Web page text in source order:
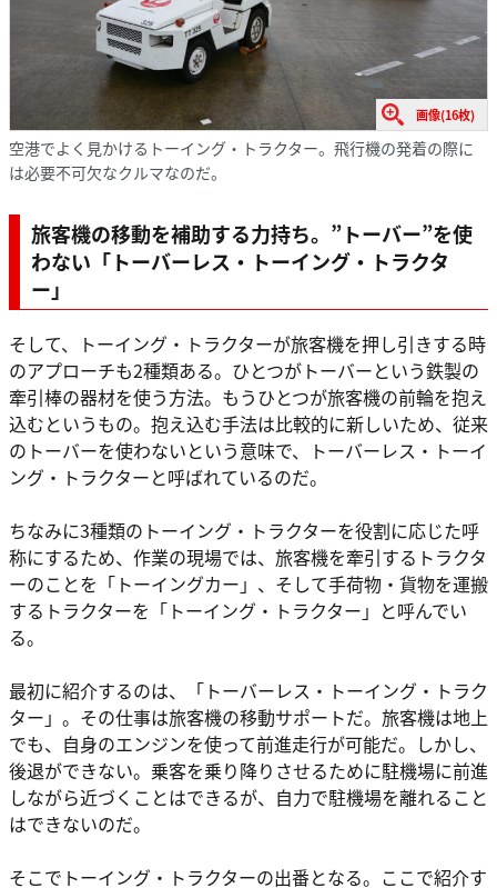
画像(16枚)
空港でよく見かけるトーイング・トラクター。飛行機の発着の際に
は必要不可欠なクルマなのだ。
旅客機の移動を補助する力持ち。”トーバー”を使
わない「トーバーレス・トーイング・トラクタ
ー」
そして、トーイング・トラクターが旅客機を押し引きする時
のアプローチも2種類ある。ひとつがトーバーという鉄製の
牽引棒の器材を使う方法。もうひとつが旅客機の前輪を抱え
込むというもの。抱え込む手法は比較的に新しいため、従来
のトーバーを使わないという意味で、トーバーレス・トーイ
ング・トラクターと呼ばれているのだ。
ちなみに3種類のトーイング・トラクターを役割に応じた呼
称にするため、作業の現場では、旅客機を牽引するトラクタ
ーのことを「トーイングカー」、そして手荷物・貨物を運搬
するトラクターを「トーイング・トラクター」と呼んでい
る。
最初に紹介するのは、「トーバーレス・トーイング・トラク
ター」。その仕事は旅客機の移動サポートだ。旅客機は地上
でも、自身のエンジンを使って前進走行が可能だ。しかし、
後退ができない。乗客を乗り降りさせるために駐機場に前進
しながら近づくことはできるが、自力で駐機場を離れること
はできないのだ。
そこでトーイング・トラクターの出番となる。ここで紹介す